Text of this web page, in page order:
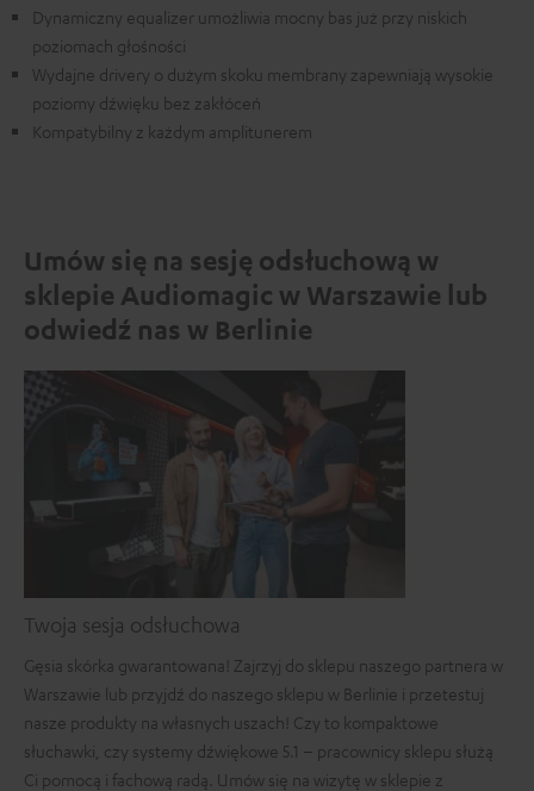
Dynamiczny equalizer umożliwia mocny bas już przy niskich
poziomach głośności
Wydajne drivery o dużym skoku membrany zapewniają wysokie
poziomy dźwięku bez zakłóceń
Kompatybilny z każdym amplitunerem
Umów się na sesję odsłuchową w
sklepie Audiomagic w Warszawie lub
odwiedź nas w Berlinie
Twoja sesja odsłuchowa
Gęsia skórka gwarantowana! Zajrzyj do sklepu naszego partnera w
Warszawie lub przyjdź do naszego sklepu w Berlinie i przetestuj
nasze produkty na własnych uszach! Czy to kompaktowe
słuchawki, czy systemy dźwiękowe 5.1 – pracownicy sklepu służą
Ci pomocą i fachową radą. Umów się na wizytę w sklepie z